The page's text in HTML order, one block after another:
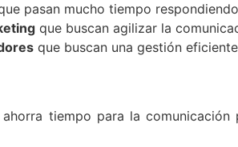
pasan mucho tiempo
que buscan agilizar la
que buscan una gestión
tiempo para la